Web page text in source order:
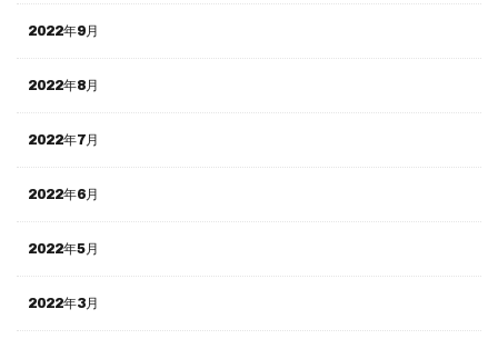
2022年9月
2022年8月
2022年7月
2022年6月
2022年5月
2022年3月